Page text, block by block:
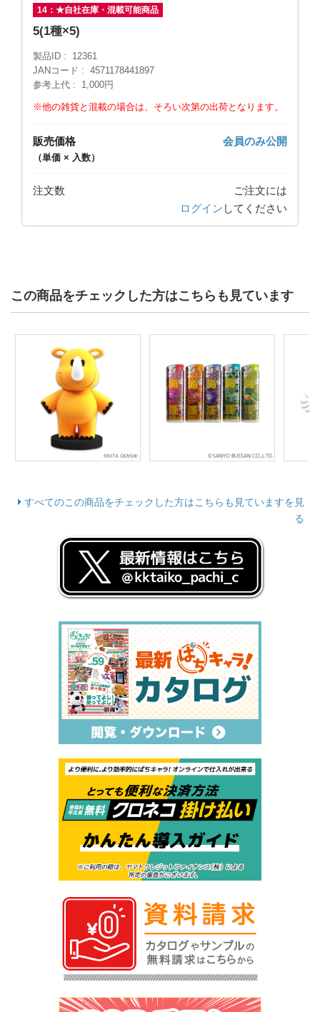
14：★自社在庫・混載可能商品
5(1種×5)
製品ID
12361
JANコード
4571178441897
参考上代
1,000円
※他の雑貨と混載の場合は、そろい次第の出荷となります。
販売価格
（単価 × 入数）
会員のみ公開
注文数
ご注文には
ログイン してください
この商品をチェックした方はこちらも見ています
すべてのこの商品をチェックした方はこちらも見ていますを見
る